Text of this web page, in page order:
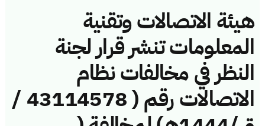
هيئة الاتصالات وتقنية
المعلومات تنشر قرار لجنة
النظر في مخالفات نظام
الاتصالات رقم ( 43114578 /